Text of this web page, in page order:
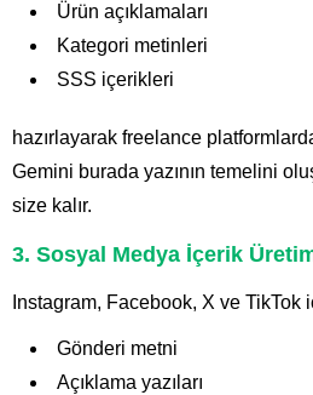
Ürün açıklamaları
Kategori metinleri
SSS içerikleri
hazırlayarak freelance
Gemini burada yazının temelini
size kalır.
3. Sosyal Medya İçerik
Instagram, Facebook, X ve TikTok
Gönderi metni
Açıklama yazıları